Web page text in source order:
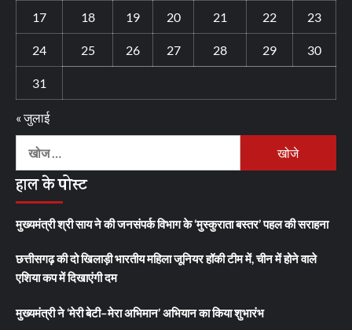
17 18 19 20 21 22 23
24 25 26 27 28 29 30
31
« जुलाई
निम्न
खोजें:
हाल के पोस्ट
मुख्यमंत्री श्री साय ने की जनसंपर्क विभाग के ‘मुस्कुराता बस्तर’ पहल की सराहना
छत्तीसगढ़ की दो खिलाड़ी भारतीय महिला जूनियर हॉकी टीम में, चीन में होने वाले
एशिया कप में दिखाएंगी दम
मुख्यमंत्री ने ‘मेरी बेटी–मेरा अभिमान’ अभियान का किया शुभारंभ